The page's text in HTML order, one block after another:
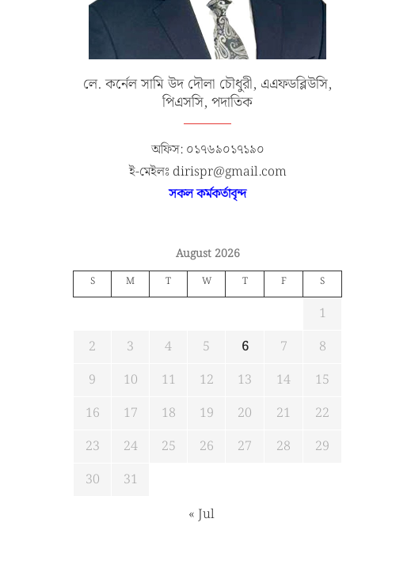
লে. কর্নেল সামি উদ দৌলা চৌধুরী, এএফডব্লিউসি,
পিএসসি, পদাতিক
অফিস: ০১৭৬৯০১৭১৯০
ই-মেইলঃ dirispr@gmail.com
সকল কর্মকর্তাবৃন্দ
August 2026
S M T W T F S
1
2
3 4 5 6 7
8
9
10 11 12 13 14
15
16
17 18 19 20 21
22
23
24 25 26 27 28
29
30
31
« Jul